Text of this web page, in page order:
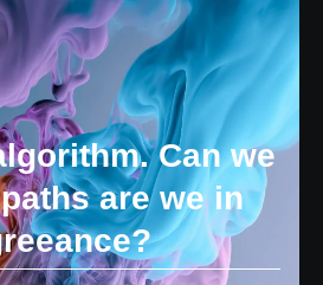
Can we
are we in